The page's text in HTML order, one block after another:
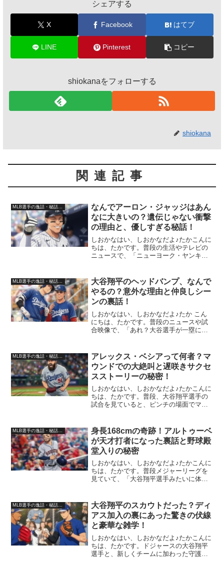
シェアする
X Facebook はてブ
LINE Pinterest コピー
shiokanaをフォローする
shiokana
関連記事
MLB選手の逸話・秘話・裏話
なんでアーロン・ジャッジはあん
なに大きいの？遺伝じゃない衝撃
の理由と、優しすぎる秘話！
しおかなはい、しおかなだよ♪たかこんに
ちは、たかです。普段の生活やテレビの
ニュースで、「ニューヨーク・ヤンキー
産できるんだろう？」って不思議に思っ
たことない？実はこれ、...
MLB選手の逸話・秘話・裏話
大谷翔平のヘッドバンプ、なんで
やるの？意外な理由と仲良しシー
ンの裏話！
しおかなはい、しおかなだよ♪たか こん
にちは、たかです。普段のニュースや試
合映像で、「あれ？大谷選手が一塁にい
に思ったことない？ 実はこれ、ただの挨
拶じゃなくて、とある...
アレックス・ベシアって何者？マ
ウンドでの大絶叫と遅咲きサクセ
スストーリーの秘密！
しおかなはい、しおかなだよ♪たかこんに
ちは、たかです。普段、大谷翔平選手の
試合を見ていると、ピンチの場面でマウ
る左ピッチャーを見かけない？そう、ロ
サンゼルス・ドジャース...
MLB選手の逸話・秘話・裏話
身長168cmの奇跡！アルトゥーベ
が天才打者になった裏話と野球殿
堂入りの秘密
しおかなはい、しおかなだよ♪たかこんに
ちは、たかです。普段メジャーリーグを
見ていて、「大谷翔平選手みたいに体が
とない？ 実はこれ、調べてみるとまった
くそんなことなくて...
MLB選手の逸話・秘話・裏話
大谷翔平のスカウトだった？ディ
アス加入の裏にあった驚きの伏線
と豪華な雑学！
しおかなはい、しおかなだよ♪たかこんに
ちは、たかです。ドジャースの大谷翔平
選手と、新しくチームに加わった守護神